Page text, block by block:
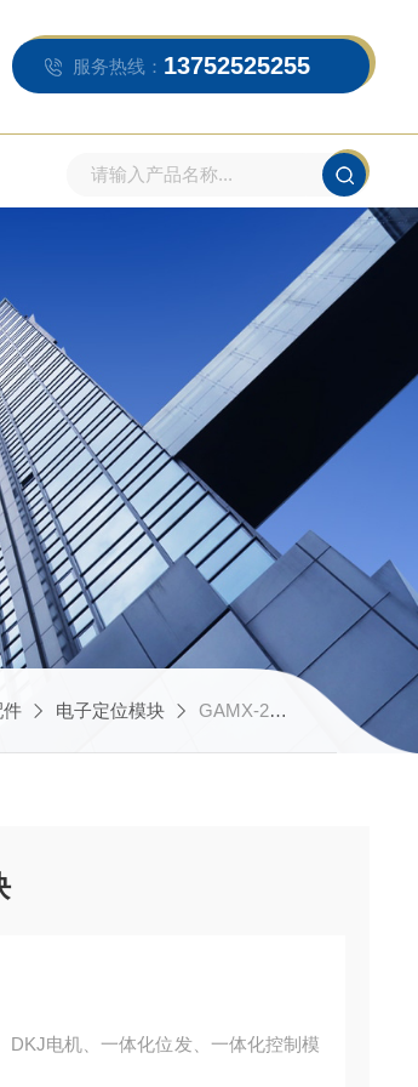
服务热线： 13752525255
件 电子定位模块 GAMX-2013C执行器电源板 电子定位器 智能模块
电机、一体化位发、一体化控制模